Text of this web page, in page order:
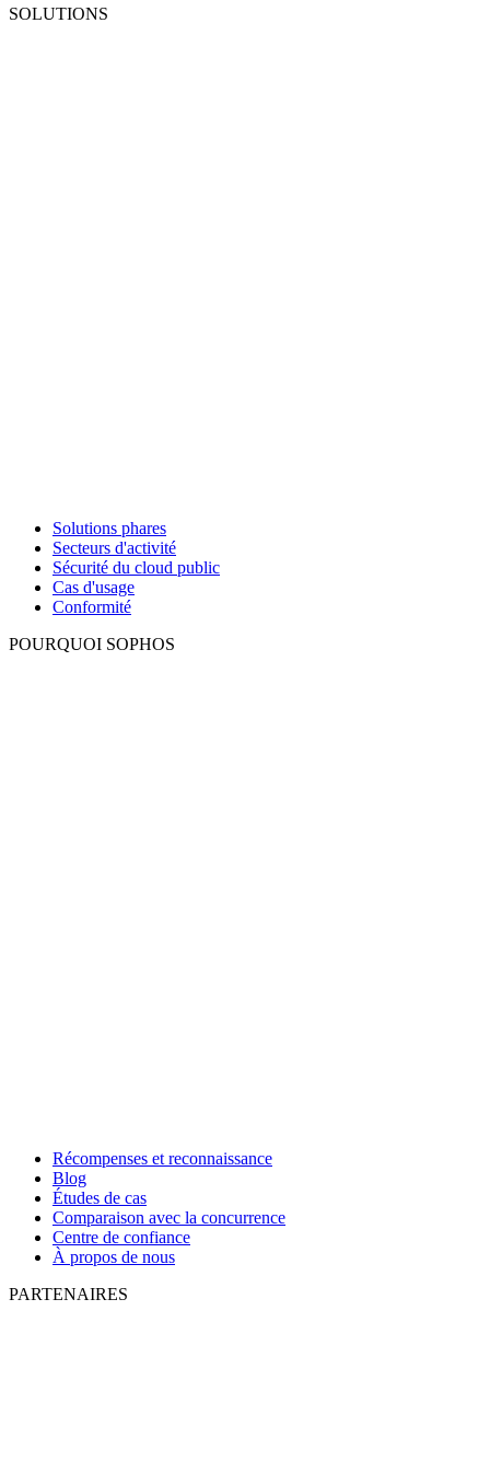
SOLUTIONS
Solutions phares
Secteurs d'activité
Sécurité du cloud public
Cas d'usage
Conformité
POURQUOI SOPHOS
Récompenses et reconnaissance
Blog
Études de cas
Comparaison avec la concurrence
Centre de confiance
À propos de nous
PARTENAIRES